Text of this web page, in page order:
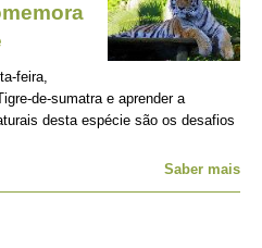
feira,
de-sumatra e aprender a
desta espécie são os desafios
Saber mais